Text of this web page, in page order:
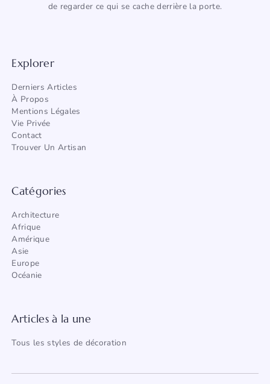
de regarder ce qui se cache derrière la porte.
Explorer
Derniers Articles
À Propos
Mentions Légales
Vie Privée
Contact
Trouver Un Artisan
Catégories
Architecture
Afrique
Amérique
Asie
Europe
Océanie
Articles à la une
Tous les styles de décoration